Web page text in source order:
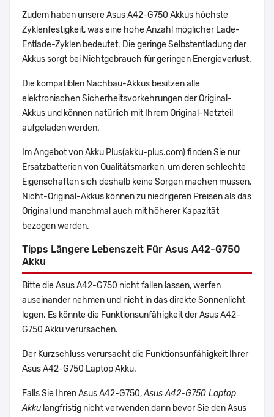
Zudem haben unsere Asus A42-G750 Akkus höchste
Zyklenfestigkeit, was eine hohe Anzahl möglicher Lade-
Entlade-Zyklen bedeutet. Die geringe Selbstentladung der
Akkus sorgt bei Nichtgebrauch für geringen Energieverlust.
Die kompatiblen Nachbau-Akkus besitzen alle
elektronischen Sicherheitsvorkehrungen der Original-
Akkus und können natürlich mit Ihrem Original-Netzteil
aufgeladen werden.
Im Angebot von Akku Plus(akku-plus.com) finden Sie nur
Ersatzbatterien von Qualitätsmarken, um deren schlechte
Eigenschaften sich deshalb keine Sorgen machen müssen.
Nicht-Original-Akkus können zu niedrigeren Preisen als das
Original und manchmal auch mit höherer Kapazität
bezogen werden.
Tipps Längere Lebenszeit Für Asus A42-G750
Akku
Bitte die Asus A42-G750 nicht fallen lassen, werfen
auseinander nehmen und nicht in das direkte Sonnenlicht
legen. Es könnte die Funktionsunfähigkeit der Asus A42-
G750 Akku verursachen.
Der Kurzschluss verursacht die Funktionsunfähigkeit Ihrer
Asus A42-G750 Laptop Akku.
Falls Sie Ihren Asus A42-G750,Asus A42-G750 Laptop
Akku langfristig nicht verwenden,dann bevor Sie den Asus